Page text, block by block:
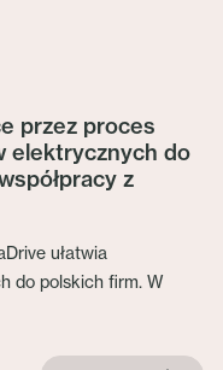
przez proces
elektrycznych do
z
ułatwia
do polskich firm. W